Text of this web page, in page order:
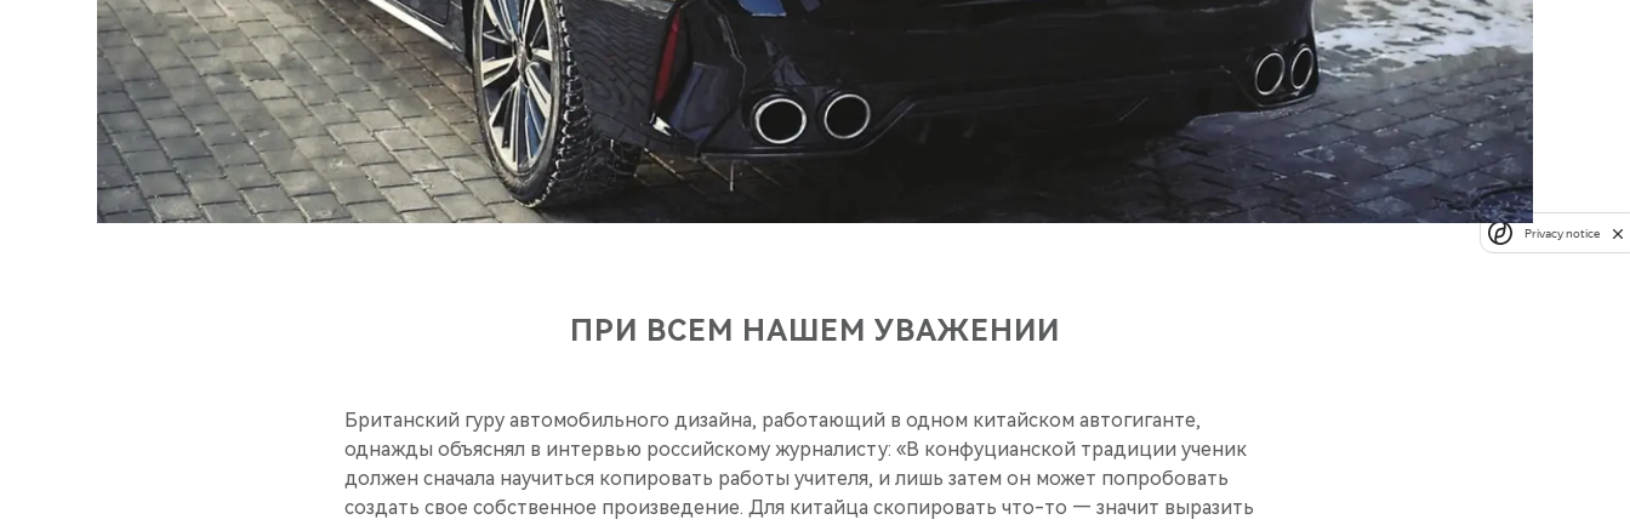
ПРИ ВСЕМ НАШЕМ УВАЖЕНИИ
Британский гуру автомобильного дизайна, работающий в одном китайском автогиганте,
однажды объяснял в интервью российскому журналисту: «В конфуцианской традиции ученик
должен сначала научиться копировать работы учителя, и лишь затем он может попробовать
создать свое собственное произведение. Для китайца скопировать что-то — значит выразить
Privacy notice